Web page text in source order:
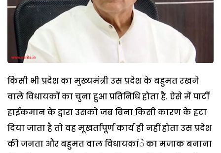
किसी भी प्रदेश का मुख्यमंत्री उस प्रदेश के बहुमत रखने
वाले विधायकों का चुना हुआ प्रतिनिधि होता है. ऐसे में पार्टी
हाईकमान के द्वारा उसको जब बिना किसी कारण के हटा
दिया जाता है तो वह मूखर्तापूर्ण कार्य ही नहीं होता उस प्रदेश
की जनता और बहुमत वाल विधायकांे का मजाक बनाना